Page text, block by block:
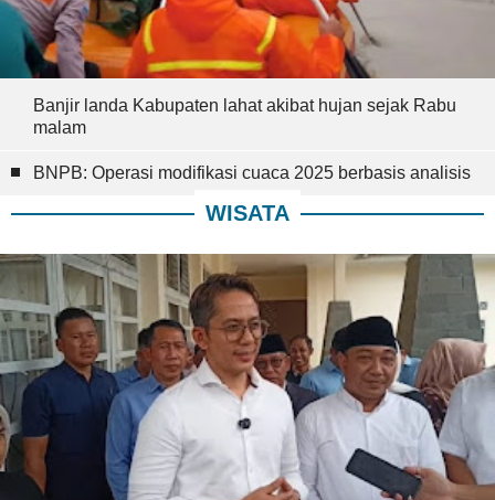
Banjir landa Kabupaten lahat akibat hujan sejak Rabu
malam
BNPB: Operasi modifikasi cuaca 2025 berbasis analisis
WISATA